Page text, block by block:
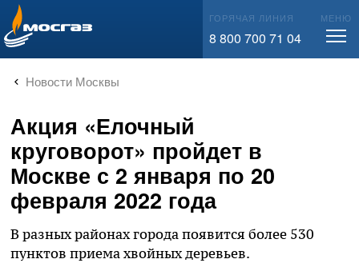
info@mos-gaz.ru ГОРЯЧАЯ ЛИНИЯ
8 800 700 71 04
МЕНЮ
Новости Москвы
Акция «Елочный
круговорот» пройдет в
Москве с 2 января по 20
февраля 2022 года
В разных районах города появится более 530
пунктов приема хвойных деревьев.